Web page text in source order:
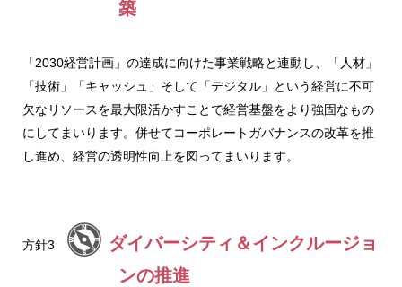
築
「2030経営計画」の達成に向けた事業戦略と連動し、「人材」
「技術」「キャッシュ」そして「デジタル」という経営に不可
欠なリソースを最大限活かすことで経営基盤をより強固なもの
にしてまいります。併せてコーポレートガバナンスの改革を推
し進め、経営の透明性向上を図ってまいります。
方針3
ダイバーシティ＆インクルージョ
ンの推進